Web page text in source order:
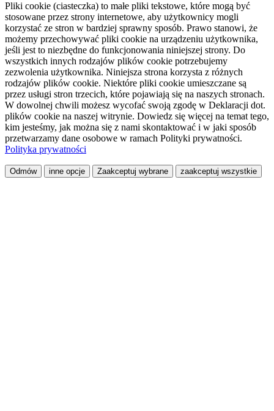
Pliki cookie (ciasteczka) to małe pliki tekstowe, które mogą być
stosowane przez strony internetowe, aby użytkownicy mogli
korzystać ze stron w bardziej sprawny sposób. Prawo stanowi, że
możemy przechowywać pliki cookie na urządzeniu użytkownika,
jeśli jest to niezbędne do funkcjonowania niniejszej strony. Do
wszystkich innych rodzajów plików cookie potrzebujemy
zezwolenia użytkownika. Niniejsza strona korzysta z różnych
rodzajów plików cookie. Niektóre pliki cookie umieszczane są
przez usługi stron trzecich, które pojawiają się na naszych stronach.
W dowolnej chwili możesz wycofać swoją zgodę w Deklaracji dot.
plików cookie na naszej witrynie. Dowiedz się więcej na temat tego,
kim jesteśmy, jak można się z nami skontaktować i w jaki sposób
przetwarzamy dane osobowe w ramach Polityki prywatności.
Polityka prywatności
Odmów inne opcje Zaakceptuj wybrane zaakceptuj wszystkie